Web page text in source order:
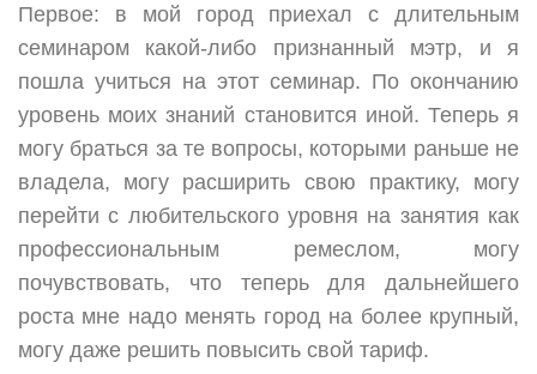
Первое: в мой город приехал с длительным
семинаром какой-либо признанный мэтр, и я
пошла учиться на этот семинар. По окончанию
уровень моих знаний становится иной. Теперь я
могу браться за те вопросы, которыми раньше не
владела, могу расширить свою практику, могу
перейти с любительского уровня на занятия как
профессиональным ремеслом, могу
почувствовать, что теперь для дальнейшего
роста мне надо менять город на более крупный,
могу даже решить повысить свой тариф.